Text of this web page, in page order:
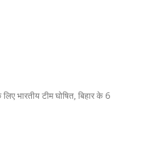
भारतीय टीम घोषित, बिहार के 6